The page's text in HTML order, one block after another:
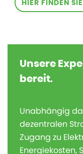
HIER FINDEN
Unsere
bereit.
Unabhängig
dezentralen
Zugang zu
Energiekosten,